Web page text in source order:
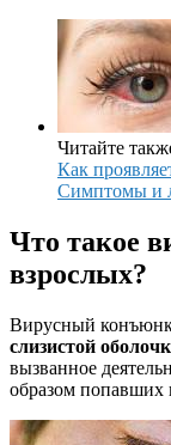
Читайте
Как
Симптомы и
Что такое
взрослых?
Вирусный
слизистой
вызванное
образом попавших